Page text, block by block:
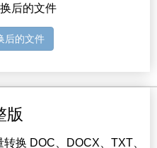
后的文件
后的文件
版
换 DOC、DOCX、TXT、